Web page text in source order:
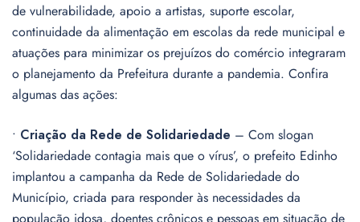
de vulnerabilidade, apoio a artistas, suporte escolar,
continuidade da alimentação em escolas da rede municipal e
atuações para minimizar os prejuízos do comércio integraram
o planejamento da Prefeitura durante a pandemia. Confira
algumas das ações:
• Criação da Rede de Solidariedade – Com slogan
‘Solidariedade contagia mais que o vírus’, o prefeito Edinho
implantou a campanha da Rede de Solidariedade do
Município, criada para responder às necessidades da